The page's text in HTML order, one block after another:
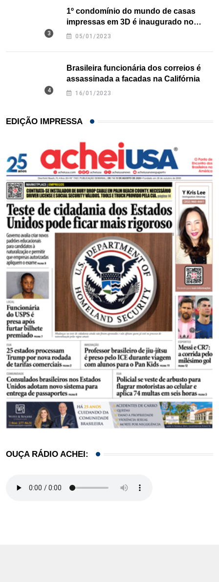
1º condomínio do mundo de casas
impressas em 3D é inaugurado no
Texas
05/01/2023
Brasileira funcionária dos correios é
assassinada a facadas na Califórnia
16/01/2023
EDIÇÃO IMPRESSA
OUÇA RÁDIO ACHEI: